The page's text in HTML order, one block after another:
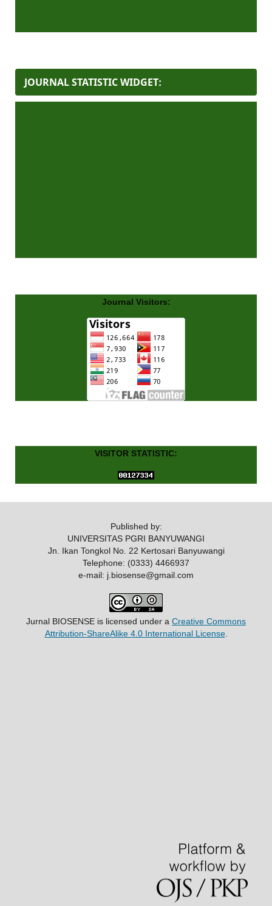
JOURNAL STATISTIC WIDGET:
Journal Visitors:
VISITOR STATISTIC:
Published by:
UNIVERSITAS PGRI BANYUWANGI
Jn. Ikan Tongkol No. 22 Kertosari Banyuwangi
Telephone: (0333) 4466937
e-mail: j.biosense@gmail.com
Jurnal BIOSENSE is licensed under a Creative Commons
Attribution-ShareAlike 4.0 International License.